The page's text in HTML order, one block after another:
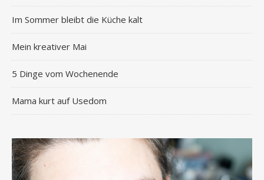
Im Sommer bleibt die Küche kalt
Mein kreativer Mai
5 Dinge vom Wochenende
Mama kurt auf Usedom